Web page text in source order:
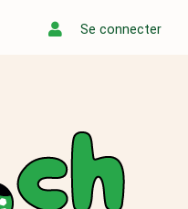
Se connecter